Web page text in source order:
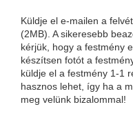
Küldje el e-mailen a
(2MB). A sikeresebb
kérjük, hogy a festmény
készítsen fotót a
küldje el a festmény 1-1
hasznos lehet, így ha a
meg velünk bizalommal!